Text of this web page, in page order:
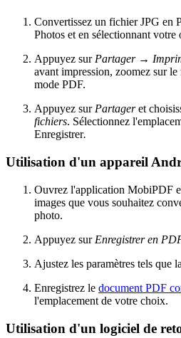
Convertissez un fichier JPG en
Photos et en sélectionnant votre
Appuyez sur Partager →
avant impression, zoomez sur
mode PDF.
Appuyez sur Partageret
fichiers. Sélectionnez
Enregistrer.
Utilisation d'un appareil
Ouvrez l'application MobiPDF
images que vous souhaitez
photo.
Appuyez sur Enregistrer en
Ajustez les paramètres tels que
Enregistrez le document PDF
l'emplacement de votre choix.
Utilisation d'un logiciel de